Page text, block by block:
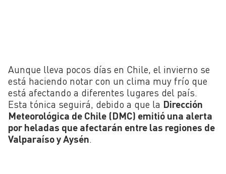
Aunque lleva pocos días en Chile, el invierno se
está haciendo notar con un clima muy frío que
está afectando a diferentes lugares del país.
Esta tónica seguirá, debido a que la Dirección
Meteorológica de Chile (DMC) emitió una alerta
por heladas que afectarán entre las regiones de
Valparaíso y Aysén